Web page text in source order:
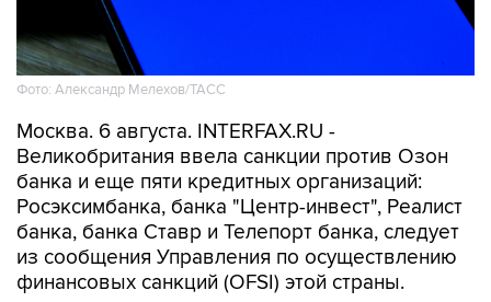
Фото: Александр Мелехов/ТАСС
Москва. 6 августа. INTERFAX.RU -
банка и еще пяти кредитных организаций:
Росэксимбанка, банка "Центр-инвест", Реалист
банка, банка Ставр и Телепорт банка, следует
из сообщения Управления по осуществлению
финансовых санкций (OFSI) этой страны.
Новые санкции не повлияют на работу Озон